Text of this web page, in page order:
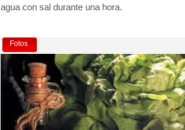
agua con sal durante una hora.
Fotos